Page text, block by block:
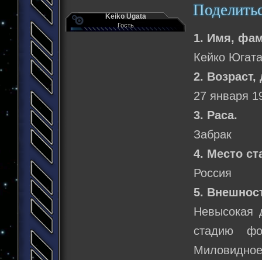
Keiko Ugata
Гость
1. Имя,
Кейко
2. Возраст,
27 января
3. Раса.
Забрак
4. Место
Россия
5.
Невысокая
стадию